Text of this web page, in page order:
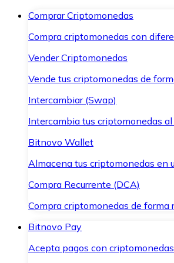
Comprar Criptomonedas
Compra criptomonedas con
Vender Criptomonedas
Vende tus criptomonedas de
Intercambiar (Swap)
Intercambia tus criptomonedas
Bitnovo Wallet
Almacena tus criptomonedas en
Compra Recurrente (DCA)
Compra criptomonedas de forma
Bitnovo Pay
Acepta pagos con